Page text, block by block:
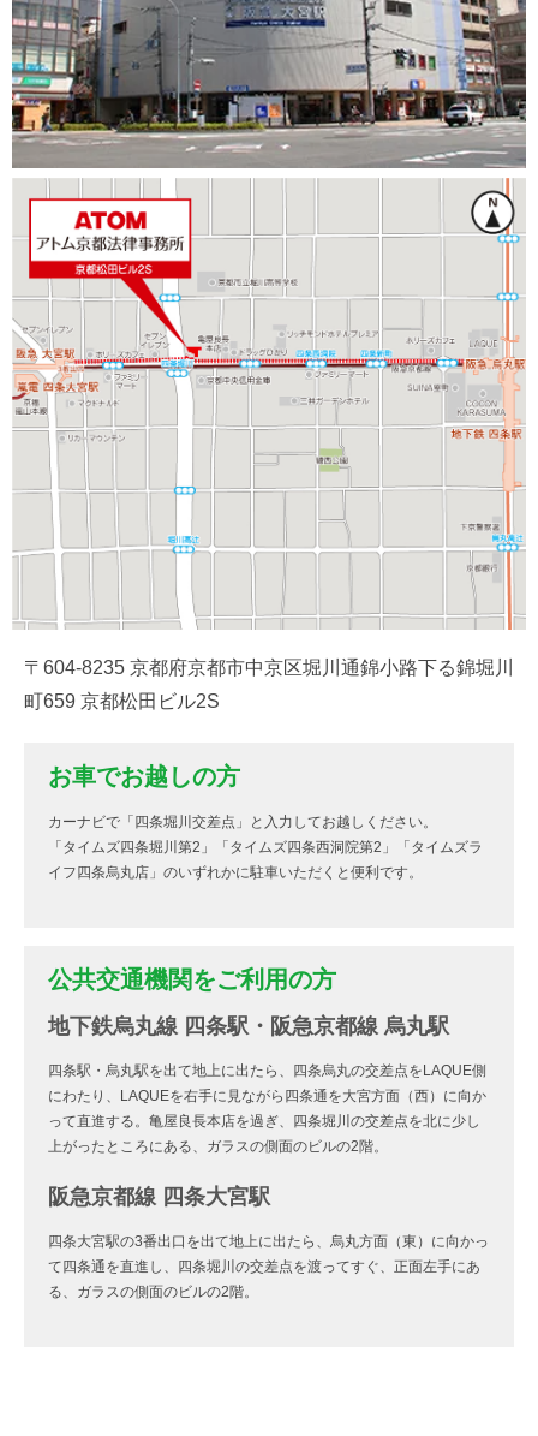
〒604-8235 京都府京都市中京区堀川通錦小路下る錦堀川
町659 京都松田ビル2S
お車でお越しの方
カーナビで「四条堀川交差点」と入力してお越しください。
「タイムズ四条堀川第2」「タイムズ四条西洞院第2」「タイムズラ
イフ四条烏丸店」のいずれかに駐車いただくと便利です。
公共交通機関をご利用の方
地下鉄烏丸線 四条駅・阪急京都線 烏丸駅
四条駅・烏丸駅を出て地上に出たら、四条烏丸の交差点をLAQUE側
にわたり、LAQUEを右手に見ながら四条通を大宮方面（西）に向か
って直進する。亀屋良長本店を過ぎ、四条堀川の交差点を北に少し
上がったところにある、ガラスの側面のビルの2階。
阪急京都線 四条大宮駅
四条大宮駅の3番出口を出て地上に出たら、烏丸方面（東）に向かっ
て四条通を直進し、四条堀川の交差点を渡ってすぐ、正面左手にあ
る、ガラスの側面のビルの2階。